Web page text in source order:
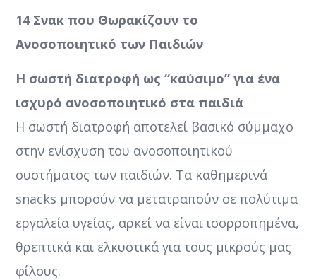
14 Σνακ που Θωρακίζουν το
Ανοσοποιητικό των Παιδιών
Η σωστή διατροφή ως “καύσιμο” για ένα
ισχυρό ανοσοποιητικό στα παιδιά
Η σωστή διατροφή αποτελεί βασικό σύμμαχο
στην ενίσχυση του ανοσοποιητικού
συστήματος των παιδιών. Τα καθημερινά
snacks μπορούν να μετατραπούν σε πολύτιμα
εργαλεία υγείας, αρκεί να είναι ισορροπημένα,
θρεπτικά και ελκυστικά για τους μικρούς μας
φίλους.